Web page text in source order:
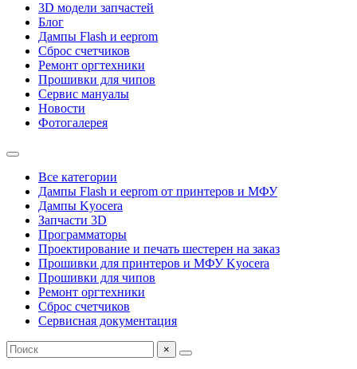
3D модели запчастей
Блог
Дампы Flash и eeprom
Сброс счетчиков
Ремонт оргтехники
Прошивки для чипов
Сервис мануалы
Новости
Фотогалерея
Все категории
Дампы Flash и eeprom от принтеров и МФУ
Дампы Kyocera
Запчасти 3D
Программаторы
Проектирование и печать шестерен на заказ
Прошивки для принтеров и МФУ Kyocera
Прошивки для чипов
Ремонт оргтехники
Сброс счетчиков
Сервисная документация
×